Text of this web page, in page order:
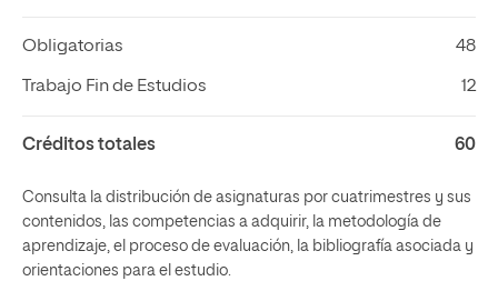
Obligatorias 48
Trabajo Fin de Estudios 12
Créditos totales 60
Consulta la distribución de asignaturas por cuatrimestres y sus
contenidos, las competencias a adquirir, la metodología de
aprendizaje, el proceso de evaluación, la bibliografía asociada y
orientaciones para el estudio.